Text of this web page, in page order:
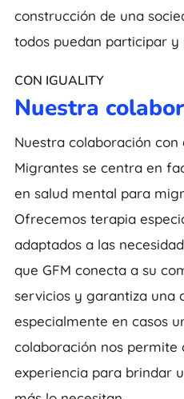
construcción de una
todos puedan participar y
CON IGUALITY
Nuestra
Nuestra colaboración
Migrantes se centra en
en salud mental para
Ofrecemos terapia
adaptados a las
que GFM conecta a su
servicios y garantiza una
especialmente en casos
colaboración nos permite
experiencia para brindar